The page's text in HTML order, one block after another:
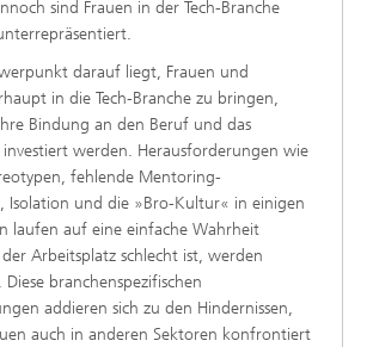
sind Frauen in der Tech-Branche
darauf liegt, Frauen und
in die Tech-Branche zu bringen,
Bindung an den Beruf und das
werden. Herausforderungen wie
fehlende Mentoring-
Isolation und die »Bro-Kultur« in einigen
laufen auf eine einfache Wahrheit
Arbeitsplatz schlecht ist, werden
branchenspezifischen
addieren sich zu den Hindernissen,
auch in anderen Sektoren konfrontiert